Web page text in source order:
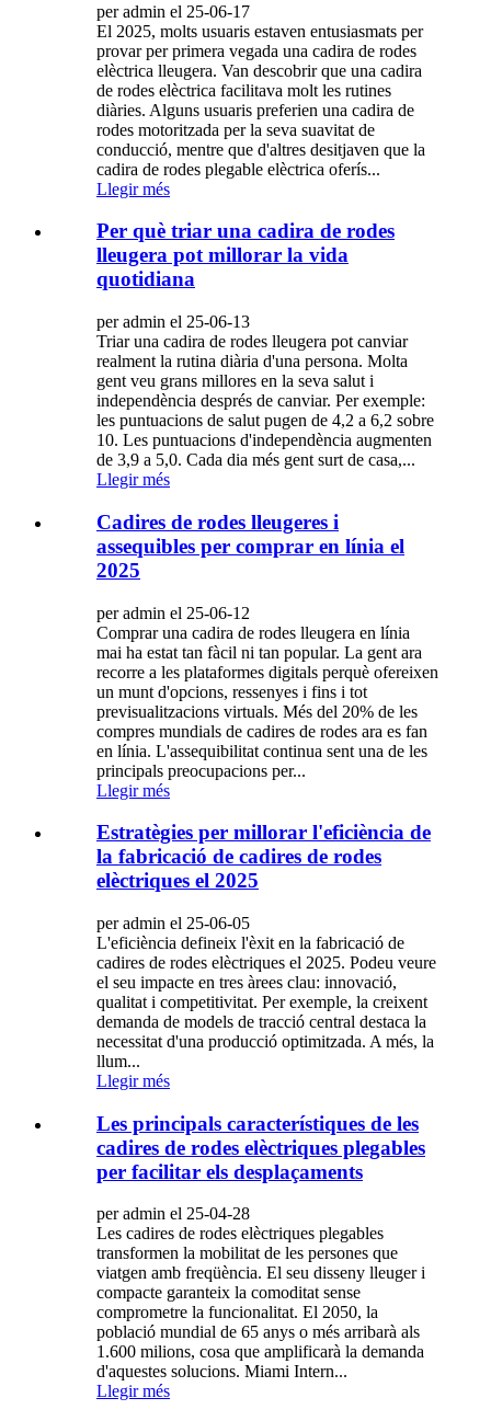
per admin el 25-06-17
El 2025, molts usuaris estaven entusiasmats per
provar per primera vegada una cadira de rodes
elèctrica lleugera. Van descobrir que una cadira
de rodes elèctrica facilitava molt les rutines
diàries. Alguns usuaris preferien una cadira de
rodes motoritzada per la seva suavitat de
conducció, mentre que d'altres desitjaven que la
cadira de rodes plegable elèctrica oferís...
Llegir més
Per què triar una cadira de rodes
lleugera pot millorar la vida
quotidiana
per admin el 25-06-13
Triar una cadira de rodes lleugera pot canviar
realment la rutina diària d'una persona. Molta
gent veu grans millores en la seva salut i
independència després de canviar. Per exemple:
les puntuacions de salut pugen de 4,2 a 6,2 sobre
10. Les puntuacions d'independència augmenten
de 3,9 a 5,0. Cada dia més gent surt de casa,...
Llegir més
Cadires de rodes lleugeres i
assequibles per comprar en línia el
2025
per admin el 25-06-12
Comprar una cadira de rodes lleugera en línia
mai ha estat tan fàcil ni tan popular. La gent ara
recorre a les plataformes digitals perquè ofereixen
un munt d'opcions, ressenyes i fins i tot
previsualitzacions virtuals. Més del 20% de les
compres mundials de cadires de rodes ara es fan
en línia. L'assequibilitat continua sent una de les
principals preocupacions per...
Llegir més
Estratègies per millorar l'eficiència de
la fabricació de cadires de rodes
elèctriques el 2025
per admin el 25-06-05
L'eficiència defineix l'èxit en la fabricació de
cadires de rodes elèctriques el 2025. Podeu veure
el seu impacte en tres àrees clau: innovació,
qualitat i competitivitat. Per exemple, la creixent
demanda de models de tracció central destaca la
necessitat d'una producció optimitzada. A més, la
llum...
Llegir més
Les principals característiques de les
cadires de rodes elèctriques plegables
per facilitar els desplaçaments
per admin el 25-04-28
Les cadires de rodes elèctriques plegables
transformen la mobilitat de les persones que
viatgen amb freqüència. El seu disseny lleuger i
compacte garanteix la comoditat sense
comprometre la funcionalitat. El 2050, la
població mundial de 65 anys o més arribarà als
1.600 milions, cosa que amplificarà la demanda
d'aquestes solucions. Miami Intern...
Llegir més